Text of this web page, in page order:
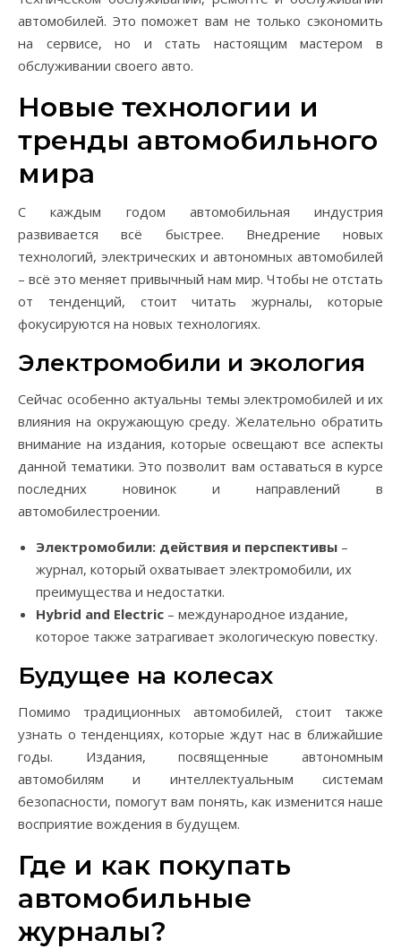
автомобилей. Это поможет вам не только сэкономить
на сервисе, но и стать настоящим мастером в
обслуживании своего авто.
Новые технологии и
тренды автомобильного
мира
С каждым годом автомобильная индустрия
развивается всё быстрее. Внедрение новых
технологий, электрических и автономных автомобилей
– всё это меняет привычный нам мир. Чтобы не отстать
от тенденций, стоит читать журналы, которые
фокусируются на новых технологиях.
Электромобили и экология
Сейчас особенно актуальны темы электромобилей и их
влияния на окружающую среду. Желательно обратить
внимание на издания, которые освещают все аспекты
данной тематики. Это позволит вам оставаться в курсе
последних новинок и направлений в
автомобилестроении.
Электромобили: действия и перспективы –
журнал, который охватывает электромобили, их
преимущества и недостатки.
Hybrid and Electric – международное издание,
которое также затрагивает экологическую повестку.
Будущее на колесах
Помимо традиционных автомобилей, стоит также
узнать о тенденциях, которые ждут нас в ближайшие
годы. Издания, посвященные автономным
автомобилям и интеллектуальным системам
безопасности, помогут вам понять, как изменится наше
восприятие вождения в будущем.
Где и как покупать
автомобильные
журналы?